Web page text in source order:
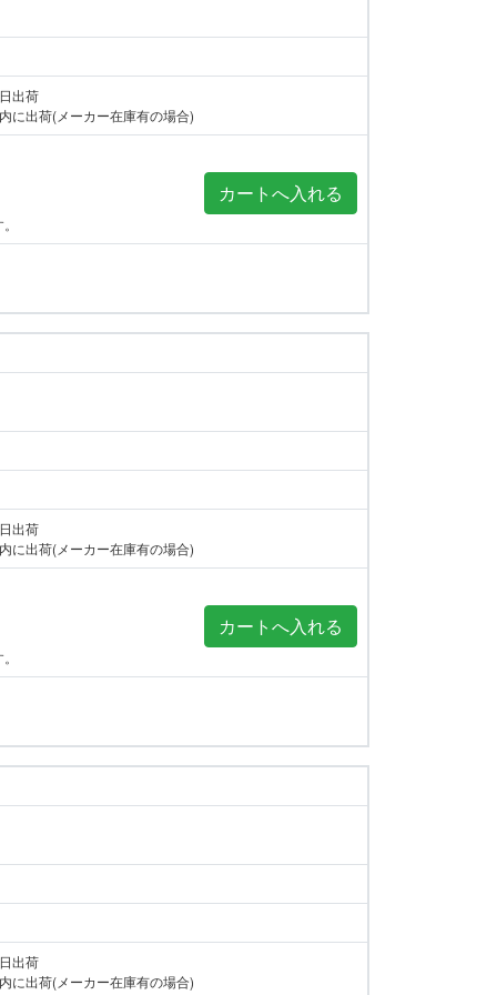
出荷
に出荷(メーカー在庫有の場合)
出荷
に出荷(メーカー在庫有の場合)
出荷
に出荷(メーカー在庫有の場合)